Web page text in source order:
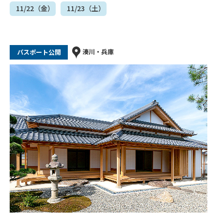
11/22（金） 11/23（土）
パスポート公開 湊川・兵庫